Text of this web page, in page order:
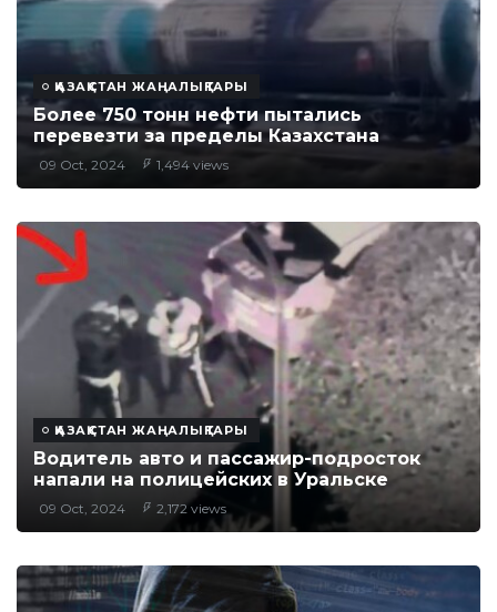
ҚАЗАҚСТАН ЖАҢАЛЫҚТАРЫ
Более 750 тонн нефти пытались
перевезти за пределы Казахстана
09 Oct, 2024 1,494 views
ҚАЗАҚСТАН ЖАҢАЛЫҚТАРЫ
Водитель авто и пассажир-подросток
напали на полицейских в Уральске
09 Oct, 2024 2,172 views